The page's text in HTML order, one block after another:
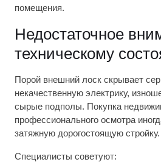
помещения.
Недостаточное
техническому
Порой внешний лоск скрывает
некачественную электрику,
сырые подполы. Покупка
профессионального осмотра
затяжную дорогостоящую стройку.
Специалисты советуют: